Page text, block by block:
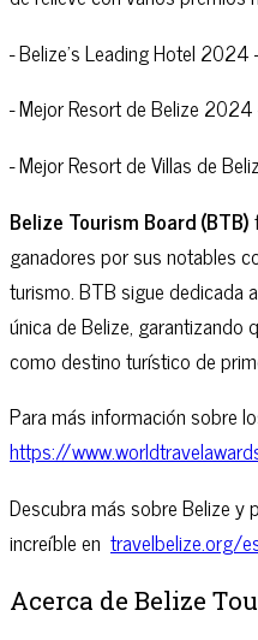
- Belize's Leading Hotel 2024
- Mejor Resort de Belize
- Mejor Resort de Villas de
Belize Tourism Board (BTB)
ganadores por sus notables
turismo. BTB sigue dedicada
única de Belize, garantizando
como destino turístico de
Para más información sobre
https://
Descubra más sobre Belize y
increíble en travelbelize.org/
Acerca de Belize